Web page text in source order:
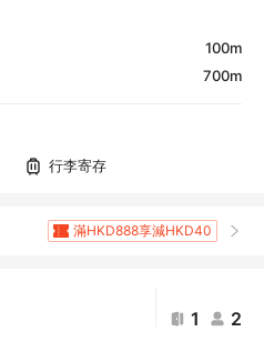
100m
700m
行李寄存
滿HKD888享減HKD40
滿HKD800享減HKD50
1 2